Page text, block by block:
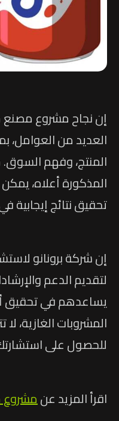
إن نجاح مشروع مصنع
العديد من العوامل،
المنتج، وفهم السوق.
المذكورة أعلاه،
تحقيق نتائج إيجابية
إن شركة برونانو
لتقديم الدعم
يساعدهم في تحقيق
المشروبات الغازية، لا
للحصول على
اقرأ المزيد عنمشروع